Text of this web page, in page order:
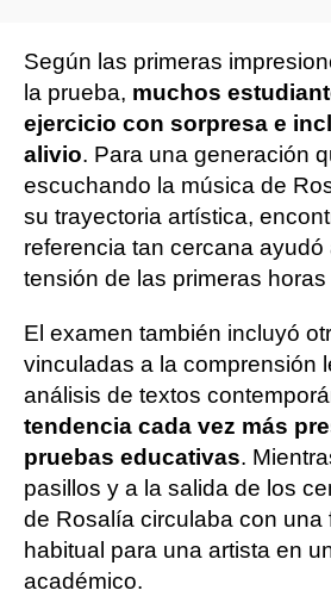
Según las primeras
la prueba, muchos
ejercicio con sorpresa e
alivio. Para una generación
escuchando la música de
su trayectoria artística,
referencia tan cercana ayudó
tensión de las primeras
El examen también incluyó
vinculadas a la comprensión
análisis de textos
tendencia cada vez más
pruebas educativas.
pasillos y a la salida de los
de Rosalía circulaba con una
habitual para una artista en
académico.